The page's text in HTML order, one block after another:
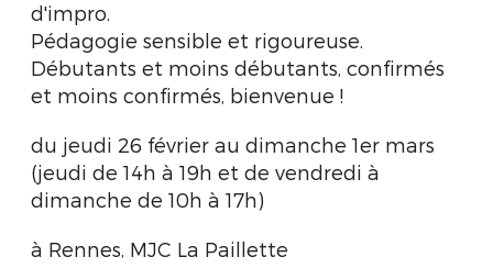
d'impro.
Pédagogie sensible et rigoureuse.
Débutants et moins débutants, confirmés
et moins confirmés, bienvenue !
du jeudi 26 février au dimanche 1er mars
(jeudi de 14h à 19h et de vendredi à
dimanche de 10h à 17h)
à Rennes, MJC La Paillette